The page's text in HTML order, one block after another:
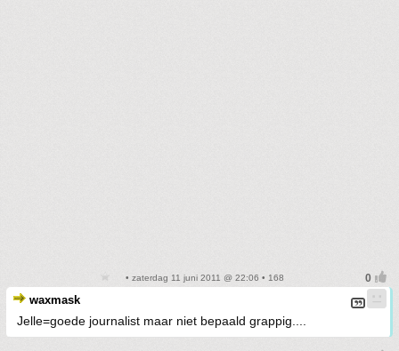
• zaterdag 11 juni 2011 @ 22:06 • 168
waxmask
Jelle=goede journalist maar niet bepaald grappig....